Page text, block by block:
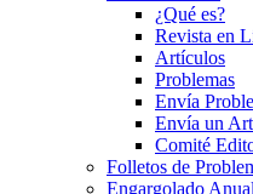
¿Qué es?
Revista en
Artículos
Problemas
Envía
Envía un
Comité
Folletos de
Engargolado